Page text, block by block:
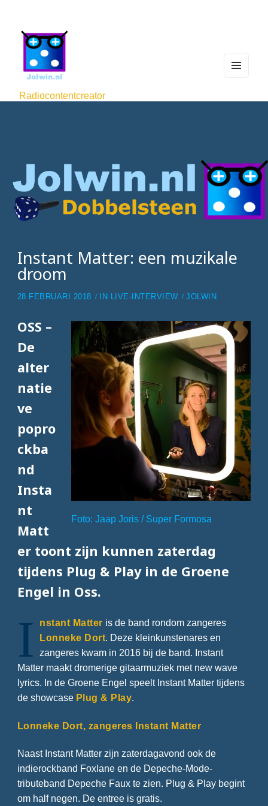
Radiocontentcreator
WIDG
Instant Matter: een muzikale
droom
28 FEBRUARI 2018 IN LIVE-INTERVIEW JOLWIN
Foto: Jaap Joris / Super Formosa
OSS –
De
alter
natie
ve
popro
ckba
nd
Insta
nt
Matt
er toont zijn kunnen zaterdag
tijdens Plug & Play in de Groene
Engel in Oss.
I nstant Matter is de band rondom zangeres
Lonneke Dort. Deze kleinkunstenares en
zangeres kwam in 2016 bij de band. Instant
Matter maakt dromerige gitaarmuziek met new wave
lyrics. In de Groene Engel speelt Instant Matter tijdens
de showcase Plug & Play.
Lonneke Dort, zangeres Instant Matter
Naast Instant Matter zijn zaterdagavond ook de
indierockband Foxlane en de Depeche-Mode-
tributeband Depeche Faux te zien. Plug & Play begint
om half negen. De entree is gratis.